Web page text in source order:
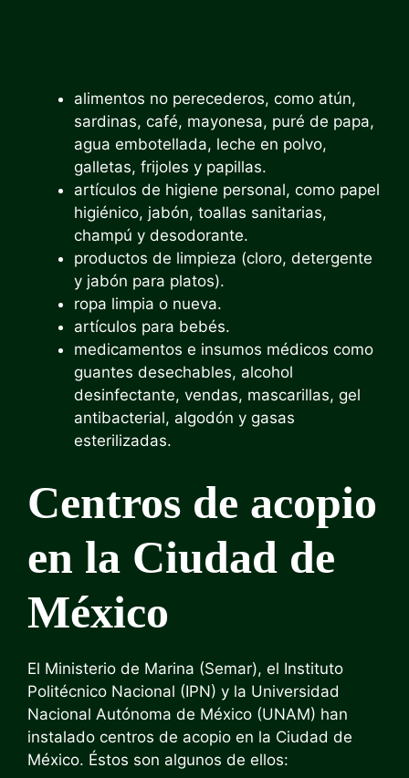
alimentos no perecederos, como atún,
sardinas, café, mayonesa, puré de papa,
agua embotellada, leche en polvo,
galletas, frijoles y papillas.
artículos de higiene personal, como papel
higiénico, jabón, toallas sanitarias,
champú y desodorante.
productos de limpieza (cloro, detergente
y jabón para platos).
ropa limpia o nueva.
artículos para bebés.
medicamentos e insumos médicos como
guantes desechables, alcohol
desinfectante, vendas, mascarillas, gel
antibacterial, algodón y gasas
esterilizadas.
Centros de acopio
en la Ciudad de
México
El Ministerio de Marina (Semar), el Instituto
Politécnico Nacional (IPN) y la Universidad
Nacional Autónoma de México (UNAM) han
instalado centros de acopio en la Ciudad de
México. Éstos son algunos de ellos: